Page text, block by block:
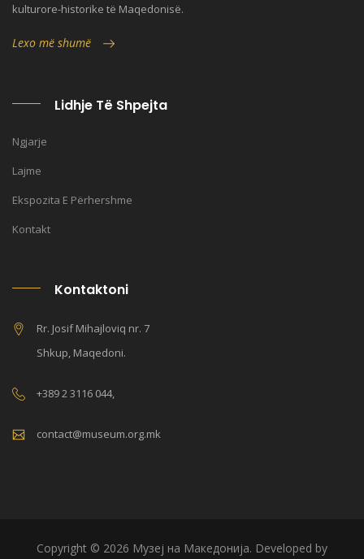
kulturore-historike të Maqedonisë.
Lexo më shumë
Lidhje Të Shpejta
Ngjarje
Lajme
Ekspozita E Përhershme
Kontakt
Kontaktoni
Rr. Josif Mihajloviq nr. 7
Shkup, Maqedoni.
+389 2 3116 044,
contact@museum.org.mk
Copyright © 2026 Музеј на Македонија. Developed by